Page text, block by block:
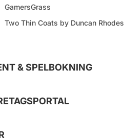
GamersGrass
Two Thin Coats by Duncan Rhodes
& SPELBOKNING